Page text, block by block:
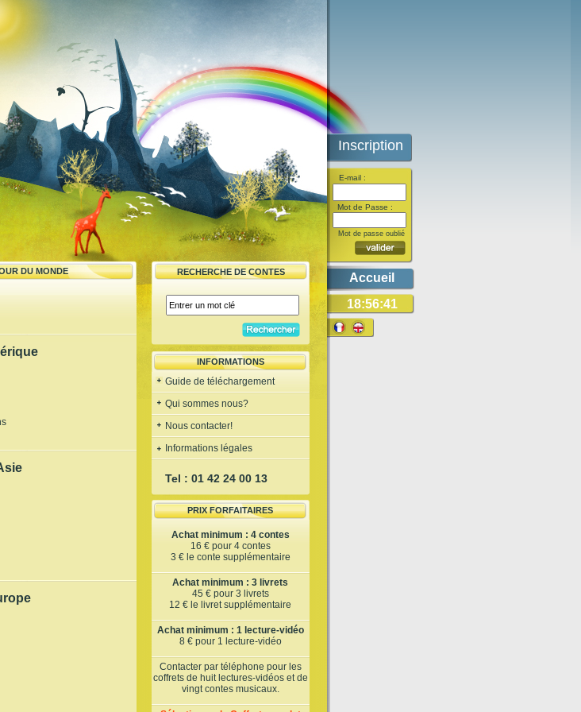
DU MONDE RECHERCHE DE CONTES
INFORMATIONS
Guide de téléchargement
Qui sommes nous?
Nous contacter!
Informations légales
Tel : 01 42 24 00 13
PRIX FORFAITAIRES
Achat minimum : 4 contes
16 € pour 4 contes
3 € le conte supplémentaire
Achat minimum : 3 livrets
45 € pour 3 livrets
12 € le livret supplémentaire
Achat minimum : 1 lecture-vidéo
8 € pour 1 lecture-vidéo
Contacter par téléphone pour les
coffrets de huit lectures-vidéos et de
vingt contes musicaux.
Inscription
E-mail :
Mot de Passe :
Mot de passe oublié
Accueil
18:56:41